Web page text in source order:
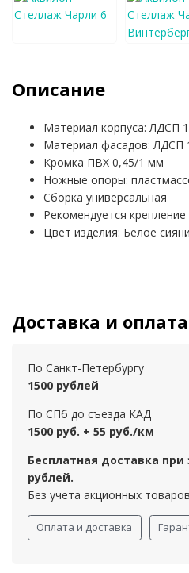
Описание
Материал корпуса: ЛДСП
Материал фасадов: ЛДСП
Кромка ПВХ 0,45/1 мм
Ножные опоры:
Сборка универсальная
Рекомендуется крепление
Цвет изделия: Белое
Доставка и оплата
По Санкт-Петербургу
1500 рублей
По СПб до съезда КАД
1500 руб. + 55 руб./км
Бесплатная доставка при
рублей.
Без учета акционных
Оплата и доставка